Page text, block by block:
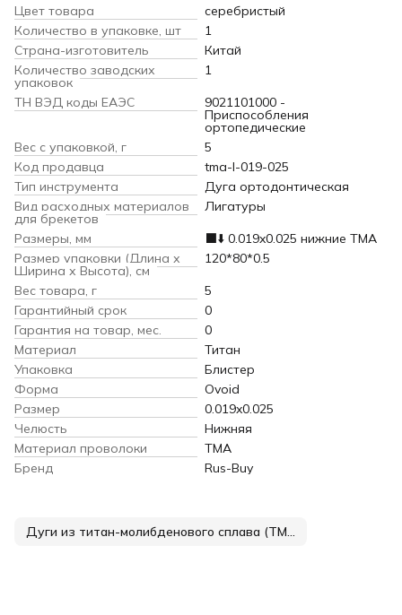
Цвет товара
серебристый
Количество в упаковке, шт
1
Страна-изготовитель
Китай
Количество заводских
упаковок
1
ТН ВЭД коды ЕАЭС
9021101000 -
Приспособления
ортопедические
Вес с упаковкой, г
5
Код продавца
tma-l-019-025
Тип инструмента
Дуга ортодонтическая
Вид расходных материалов
для брекетов
Лигатуры
Размеры, мм
⬛️⬇️ 0.019x0.025 нижние TMA
Размер упаковки (Длина х
Ширина х Высота), см
120*80*0.5
Вес товара, г
5
Гарантийный срок
0
Гарантия на товар, мес.
0
Материал
Титан
Упаковка
Блистер
Форма
Ovoid
Размер
0.019x0.025
Челюсть
Нижняя
Материал проволоки
TMA
Бренд
Rus-Buy
Дуги из титан-молибденового сплава (TMA)